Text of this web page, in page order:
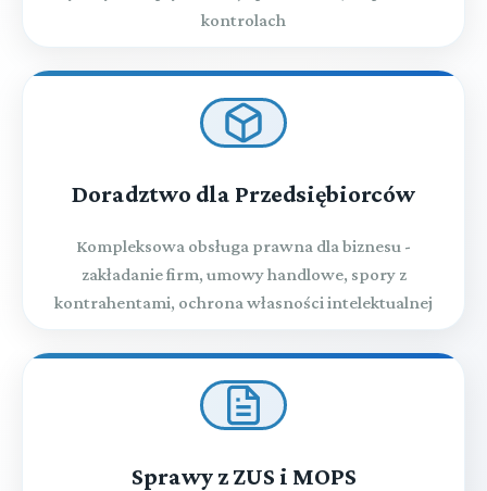
kontrolach
Doradztwo dla Przedsiębiorców
Kompleksowa obsługa prawna dla biznesu -
zakładanie firm, umowy handlowe, spory z
kontrahentami, ochrona własności intelektualnej
Sprawy z ZUS i MOPS